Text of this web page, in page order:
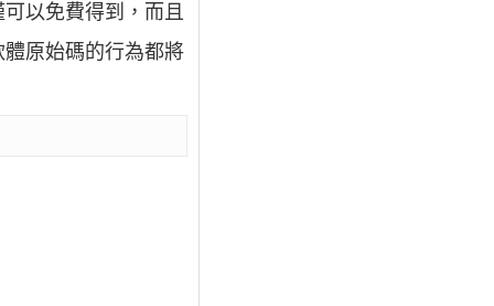
以免費得到，而且
原始碼的行為都將